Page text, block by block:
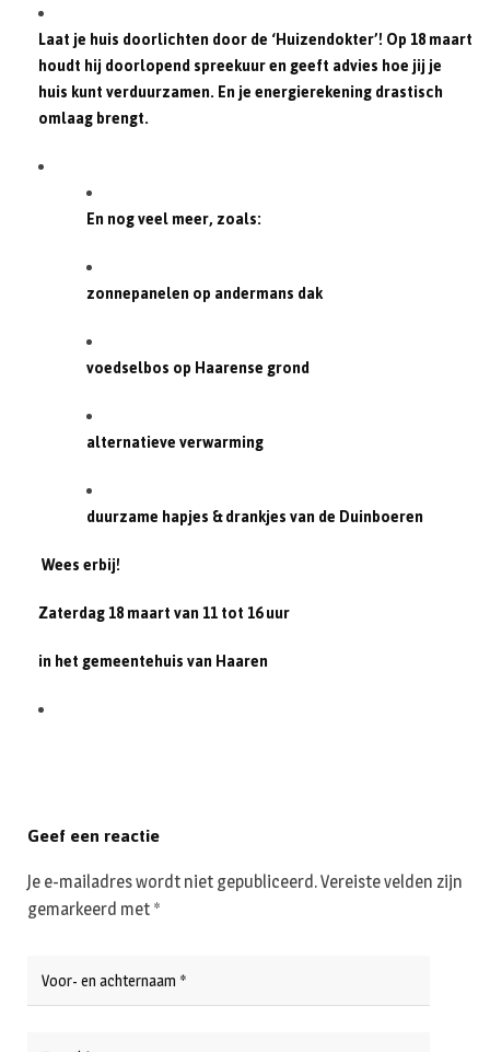
Laat je huis doorlichten door de ‘Huizendokter’! Op 18 maart
houdt hij doorlopend spreekuur en geeft advies hoe jij je
huis kunt verduurzamen. En je energierekening drastisch
omlaag brengt.
En nog veel meer, zoals:
zonnepanelen op andermans dak
voedselbos op Haarense grond
alternatieve verwarming
duurzame hapjes & drankjes van de Duinboeren
Wees erbij!
Zaterdag 18 maart van 11 tot 16 uur
in het gemeentehuis van Haaren
Geef een reactie
Je e-mailadres wordt niet gepubliceerd.Vereiste velden zijn
gemarkeerd met *